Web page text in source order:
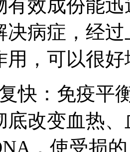
有效成份能
决病症，经
用，可以很
快：免疫平
底改变血热
，使受损